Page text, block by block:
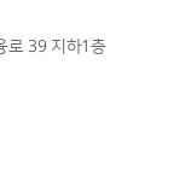
로 39 지하1층